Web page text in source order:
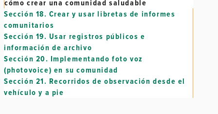
cómo crear una comunidad saludable
Sección 18. Crear y usar libretas de informes
comunitarios
Sección 19. Usar registros públicos e
información de archivo
Sección 20. Implementando foto voz
(photovoice) en su comunidad
Sección 21. Recorridos de observación desde el
vehículo y a pie